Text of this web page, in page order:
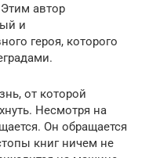
автор
и
героя, которого
от которой
Несмотря на
Он обращается
книг ничем не